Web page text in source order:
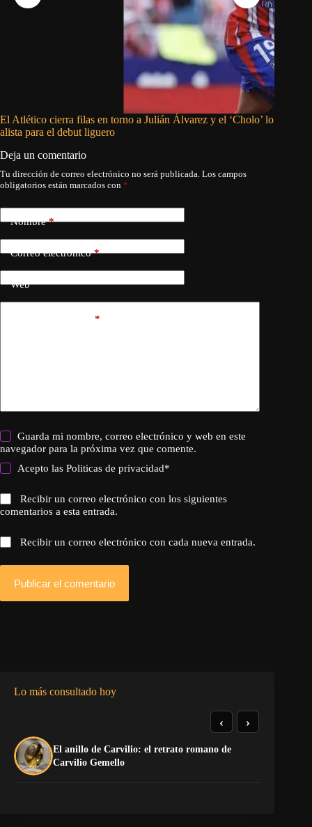
El Atlético cierra filas en torno a Julián Álvarez y el ‘Cholo’ lo
alista para el debut liguero
Deja un comentario
Tu dirección de correo electrónico no será publicada. Los campos
obligatorios están marcados con *
Nombre*
Correo electrónico*
Web
*
Guarda mi nombre, correo electrónico y web en este
navegador para la próxima vez que comente.
Acepto lasPoliticas de privacidad*
Recibir un correo electrónico con los siguientes
comentarios a esta entrada.
Recibir un correo electrónico con cada nueva entrada.
Publicar el comentario
Lo más consultado hoy
El anillo de Carvilio: el retrato romano de
Carvilio Gemello
‹ ›